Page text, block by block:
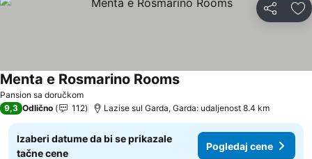
Deli
Pansion sa doručkom
Menta e Rosmarino RoomsPogledaj cene
9,3 Odlično 112 Lazise sul Garda, Garda: udaljenost 8.4 km
Izaberi datume da bi se prikazale
tačne cene
Pogledaj cene